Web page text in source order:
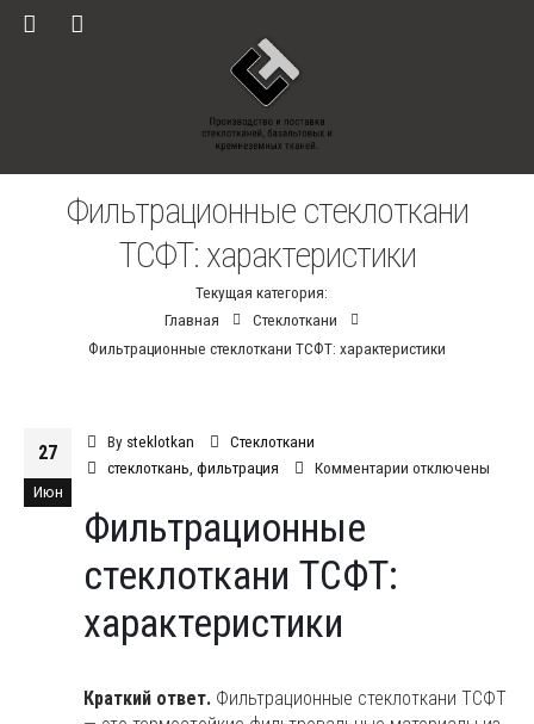
Фильтрационные стеклоткани
ТСФТ: характеристики
Текущая категория:
Главная
Стеклоткани
Фильтрационные стеклоткани ТСФТ: характеристики
27
Июн
By steklotkan
Стеклоткани
стеклоткань фильтрация Комментарии котключены
Фильтрационные
стеклоткани ТСФТ:
характеристики
Краткий ответ. Фильтрационные стеклоткани ТСФТ